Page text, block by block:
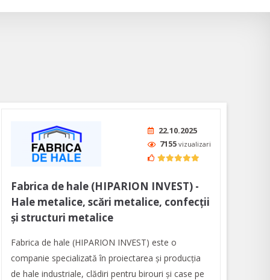
22.10.2025
7155 vizualizari
Fabrica de hale (HIPARION INVEST) -
Hale metalice, scări metalice, confecții
și structuri metalice
Fabrica de hale (HIPARION INVEST) este o
companie specializată în proiectarea şi producţia
de hale industriale, clădiri pentru birouri și case pe